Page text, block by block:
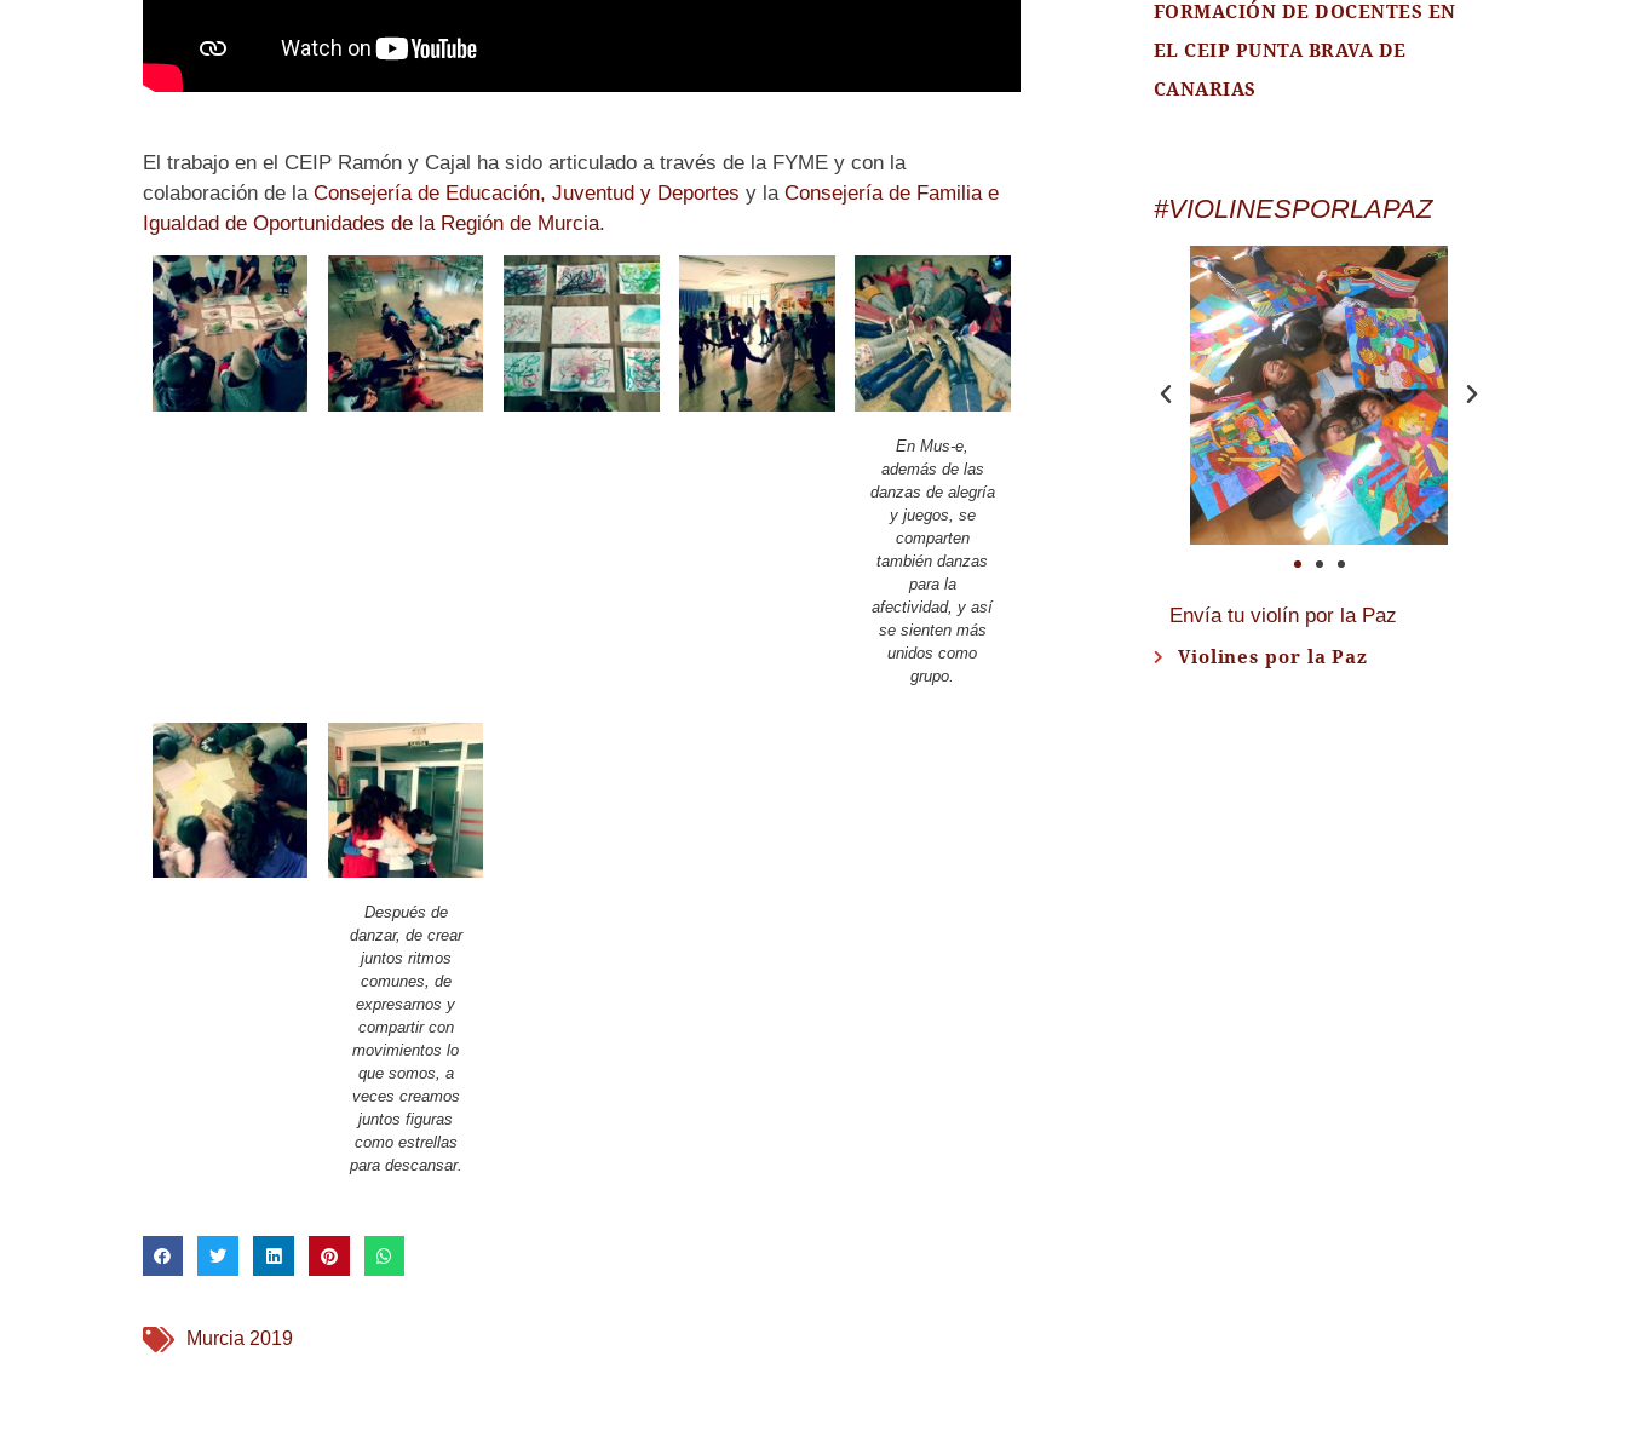
El trabajo en el CEIP Ramón y Cajal ha sido articulado a través de la FYME y con la
colaboración de la Consejería de Educación, Juventud y Deportes y la Consejería de Familia e
Igualdad de Oportunidades de la Región de Murcia.
En Mus-e,
además de las
danzas de alegría
y juegos, se
comparten
también danzas
para la
afectividad, y así
se sienten más
unidos como
grupo.
Después de
danzar, de crear
juntos ritmos
comunes, de
expresarnos y
compartir con
movimientos lo
que somos, a
veces creamos
juntos figuras
como estrellas
para descansar.
Murcia 2019
FORMACIÓN DE DOCENTES EN
EL CEIP PUNTA BRAVA DE
CANARIAS
#VIOLINESPORLAPAZ
Envía tu violín por la Paz
Violines por la Paz